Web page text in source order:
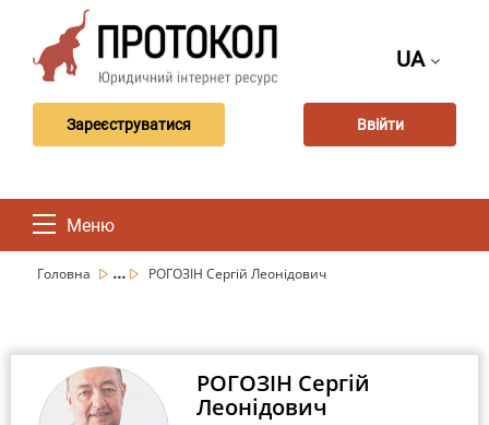
UA
Зареєструватися Ввійти
Меню
Головна ... РОГОЗІН Сергій Леонідович
РОГОЗІН Сергій
Леонідович